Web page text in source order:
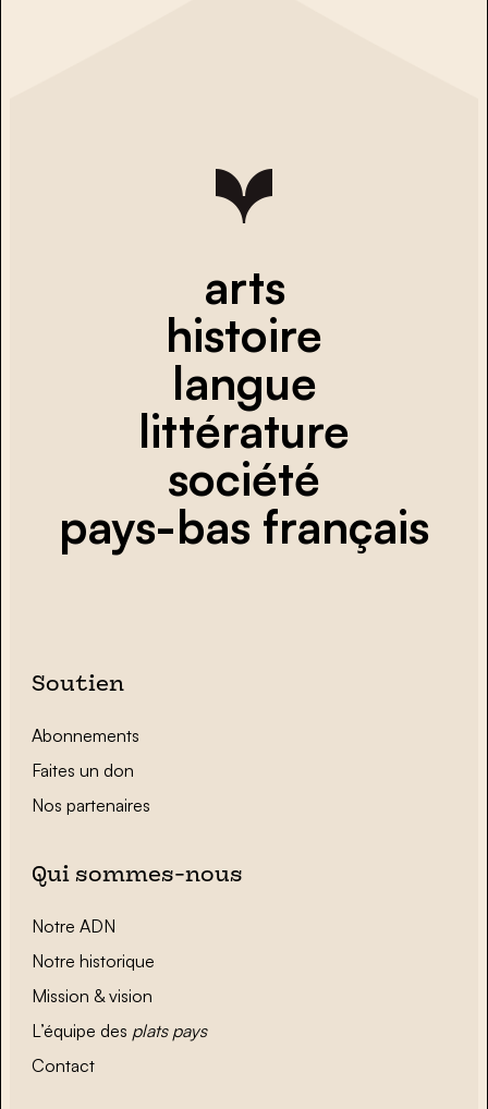
arts
histoire
langue
littérature
société
pays-bas français
Soutien
Abonnements
Faites un don
Nos partenaires
Qui sommes-nous
Notre ADN
Notre historique
Mission & vision
L’équipe des plats pays
Contact